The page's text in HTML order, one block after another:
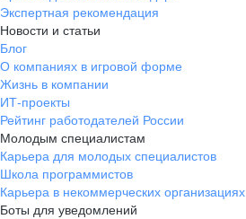
Экспертная рекомендация
Новости и статьи
Блог
О компаниях в игровой форме
Жизнь в компании
ИТ-проекты
Рейтинг работодателей России
Молодым специалистам
Карьера для молодых специалистов
Школа программистов
Карьера в некоммерческих организациях
Боты для уведомлений